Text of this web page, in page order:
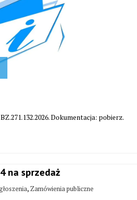
Dokumentacja: pobierz.
na sprzedaż
, Zamówienia publiczne